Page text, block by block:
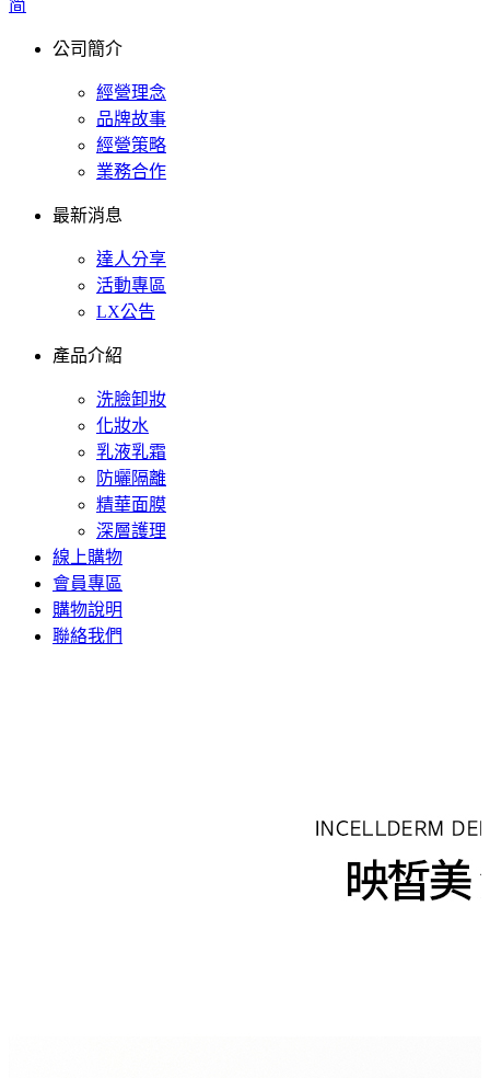
简
公司簡介
經營理念
品牌故事
經營策略
業務合作
最新消息
達人分享
活動專區
LX公告
產品介紹
洗臉卸妝
化妝水
乳液乳霜
防曬隔離
精華面膜
深層護理
線上購物
會員專區
購物說明
聯絡我們